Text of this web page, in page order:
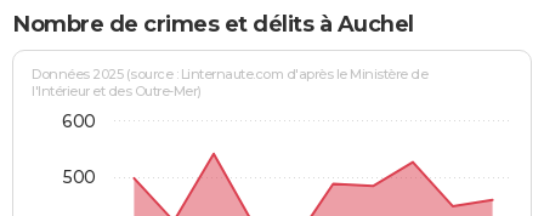
Bricolage
Lifestyle
Culture
Sport
Auto
Television
Voyage
Cinema
Nombre de crimes et délits à Auchel
Données 2025 (source : Linternaute.com d'après le Ministère de
l'Intérieur et des Outre-Mer)
500
600